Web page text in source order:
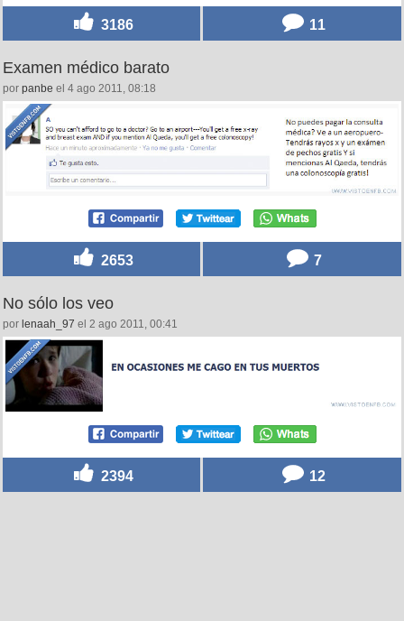
3186 11
Examen médico barato
por panbe el 4 ago 2011, 08:18
2653 7
No sólo los veo
por lenaah_97 el 2 ago 2011, 00:41
2394 12